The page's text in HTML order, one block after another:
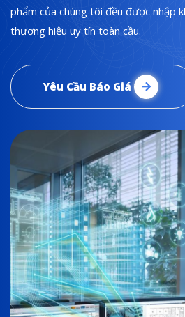
phẩm của chúng tôi đều được nhập
thương hiệu uy tín toàn cầu.
Yêu Cầu Báo Giá